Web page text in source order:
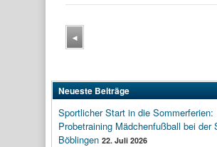
◂
Neueste Beiträge
Sportlicher Start in die Sommerferien:
Probetraining Mädchenfußball bei der
Böblingen 22. Juli 2026